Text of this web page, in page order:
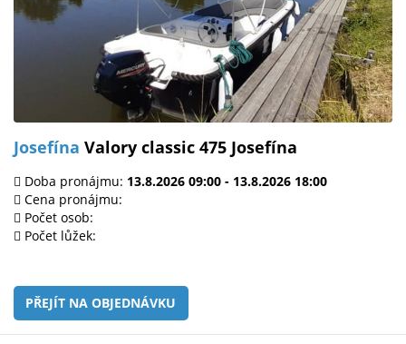
Josefína Valory classic 475 Josefína
Doba pronájmu: 13.8.2026 09:00 - 13.8.2026 18:00
Cena pronájmu:
Počet osob:
Počet lůžek:
PŘEJÍT NA OBJEDNÁVKU